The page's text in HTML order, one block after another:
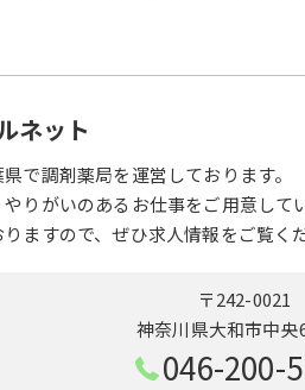
ネット
で調剤薬局を運営しております。
りがいのあるお仕事をご用意して
ますので、ぜひ求人情報をご覧く
〒242-0021
神奈川県大和市中央
046-200-